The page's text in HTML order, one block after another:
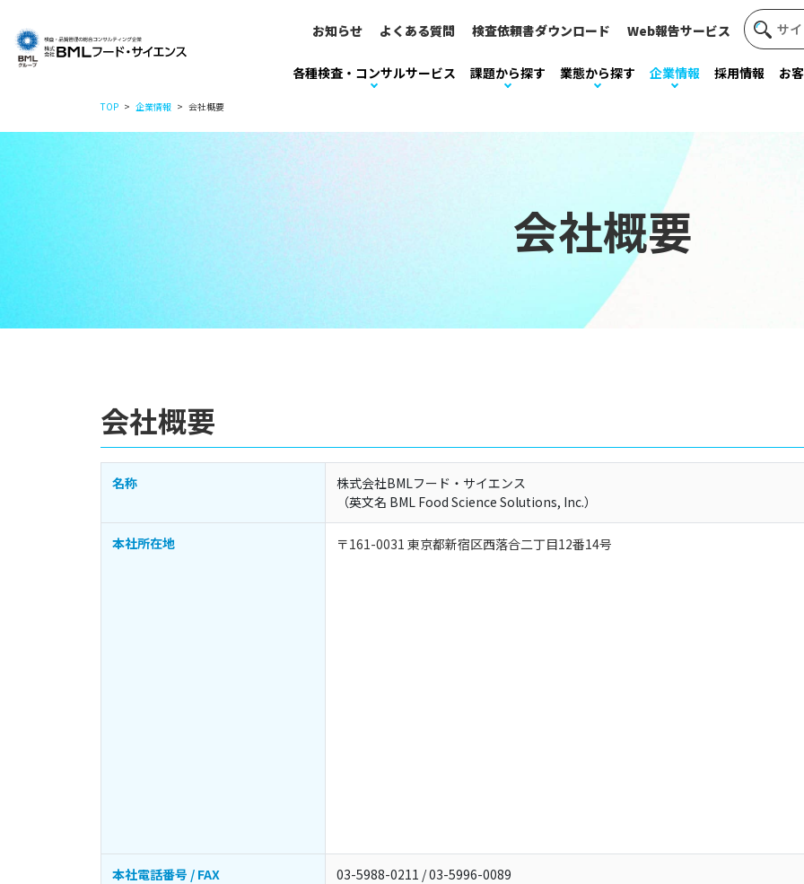
お知らせ よくある質問 検査依頼書ダウンロード Web報告サービス
各種検査・コンサルサービス 課題から探す 業態から探す 企業情報 採用情報 お
TOP 企業情報 会社概要
会社概要
会社概要
名称
株式会社BMLフード・サイエンス
（英文名 BML Food Science Solutions, Inc.）
本社所在地 〒161-0031 東京都新宿区西落合二丁目12番14号
本社電話番号 / FAX 03-5988-0211 / 03-5996-0089